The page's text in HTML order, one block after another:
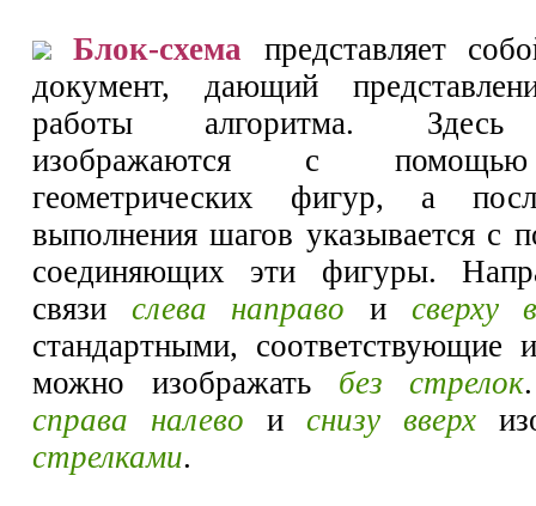
Блок-схема представляет
документ, дающий
работы алгоритма. Здесь
изображаются с
геометрических фигур, а
выполнения шагов указывается с
соединяющих эти фигуры.
связи слева направо и сверху
стандартными, соответствующие
можно изображать без стрелок
справа налево и снизу вверх
стрелками.